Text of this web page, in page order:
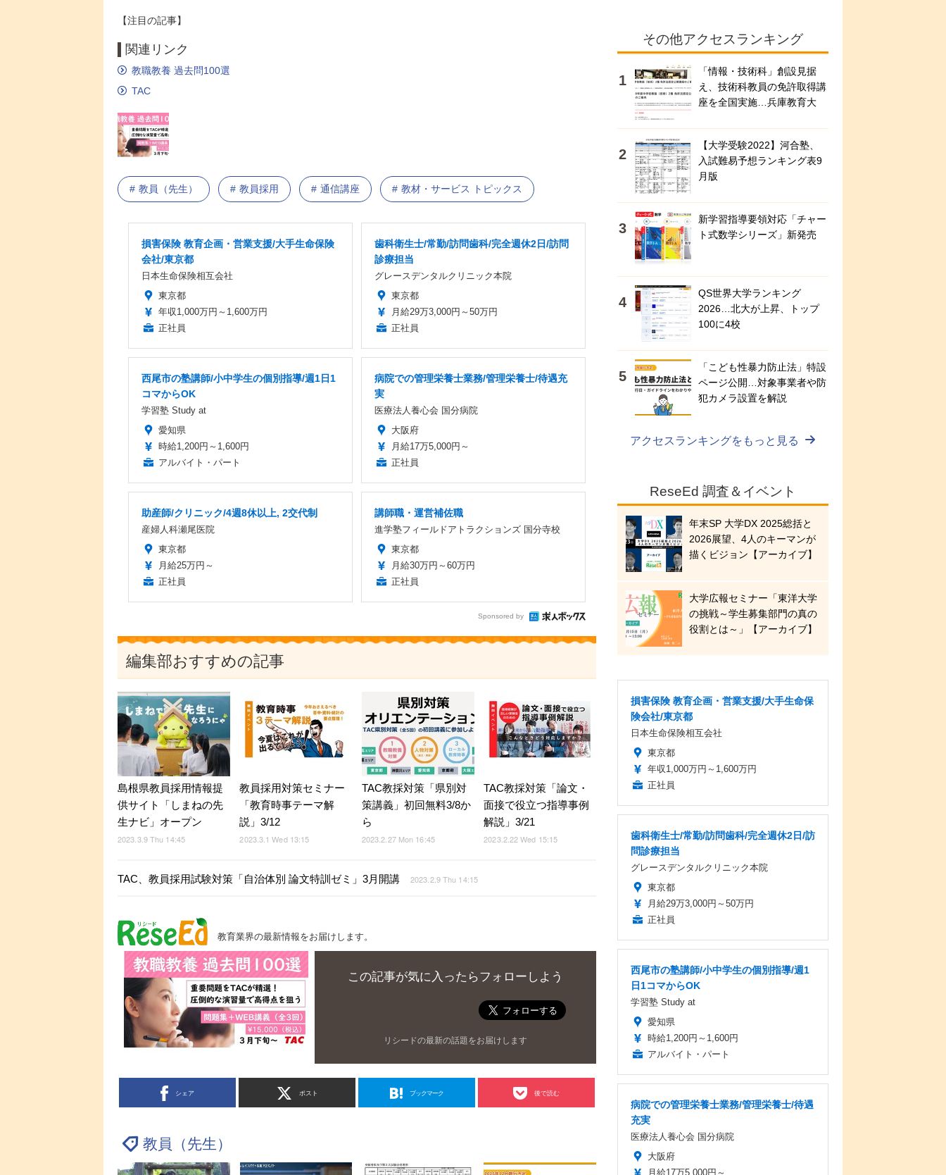
【注目の記事】
関連リンク
教職教養 過去問100選
TAC
教員（先生） 教員採用 通信講座 教材・サービス トピックス
損害保険 教育企画・営業支援/大手生命保険
会社/東京都
日本生命保険相互会社
東京都
年収1,000万円～1,600万円
正社員
歯科衛生士/常勤/訪問歯科/完全週休2日/訪問
診療担当
グレースデンタルクリニック本院
東京都
月給29万3,000円～50万円
正社員
西尾市の塾講師/小中学生の個別指導/週1日1
コマからOK
学習塾 Study at
愛知県
時給1,200円～1,600円
アルバイト・パート
病院での管理栄養士業務/管理栄養士/待遇充
実
医療法人養心会 国分病院
大阪府
月給17万5,000円～
正社員
助産師/クリニック/4週8休以上, 2交代制
産婦人科瀬尾医院
東京都
月給25万円～
正社員
講師職・運営補佐職
進学塾フィールドアトラクションズ 国分寺校
東京都
月給30万円～60万円
正社員
Sponsored by
編集部おすすめの記事
島根県教員採用情報提
供サイト「しまねの先
生ナビ」オープン
2023.3.9 Thu 14:45
教員採用対策セミナー
「教育時事テーマ解
説」3/12
2023.3.1 Wed 13:15
TAC教採対策「県別対
策講義」初回無料3/8か
ら
2023.2.27 Mon 16:45
TAC教採対策「論文・
面接で役立つ指導事例
解説」3/21
2023.2.22 Wed 15:15
TAC、教員採用試験対策「自治体別 論文特訓ゼミ」3月開講 2023.2.9 Thu 14:15
教育業界の最新情報をお届けします。
この記事が気に入ったらフォローしよう
リシードの最新の話題をお届けします
シェア ポスト ブックマーク 後で読む
教員（先生）
その他アクセスランキング
「情報・技術科」創設見据
え、技術科教員の免許取得講
座を全国実施…兵庫教育大
【大学受験2022】河合塾、
入試難易予想ランキング表9
月版
新学習指導要領対応「チャー
ト式数学シリーズ」新発売
QS世界大学ランキング
2026…北大が上昇、トップ
100に4校
「こども性暴力防止法」特設
ページ公開…対象事業者や防
犯カメラ設置を解説
アクセスランキングをもっと見る
ReseEd 調査＆イベント
年末SP 大学DX 2025総括と
2026展望、4人のキーマンが
描くビジョン【アーカイブ】
大学広報セミナー「東洋大学
の挑戦～学生募集部門の真の
役割とは～」【アーカイブ】
損害保険 教育企画・営業支援/大手生命保
険会社/東京都
日本生命保険相互会社
東京都
年収1,000万円～1,600万円
正社員
歯科衛生士/常勤/訪問歯科/完全週休2日/訪
問診療担当
グレースデンタルクリニック本院
東京都
月給29万3,000円～50万円
正社員
西尾市の塾講師/小中学生の個別指導/週1
日1コマからOK
学習塾 Study at
愛知県
時給1,200円～1,600円
アルバイト・パート
病院での管理栄養士業務/管理栄養士/待遇
充実
医療法人養心会 国分病院
大阪府
月給17万5,000円～